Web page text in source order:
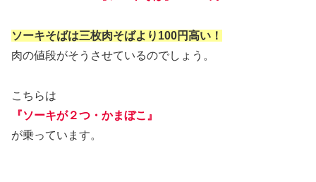
ソーキそばは三枚肉そばより100円高い！
肉の値段がそうさせているのでしょう。
こちらは
『ソーキが２つ・かまぼこ』
が乗っています。